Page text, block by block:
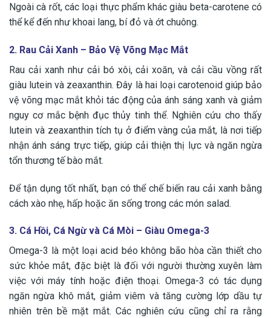
Ngoài cà rốt, các loại thực phẩm khác giàu beta-carotene có
thể kể đến như khoai lang, bí đỏ và ớt chuông.
2. Rau Cải Xanh – Bảo Vệ Võng Mạc Mắt
Rau cải xanh như cải bó xôi, cải xoăn, và cải cầu vồng rất
giàu lutein và zeaxanthin. Đây là hai loại carotenoid giúp bảo
vệ võng mạc mắt khỏi tác động của ánh sáng xanh và giảm
nguy cơ mắc bệnh đục thủy tinh thể. Nghiên cứu cho thấy
lutein và zeaxanthin tích tụ ở điểm vàng của mắt, là nơi tiếp
nhận ánh sáng trực tiếp, giúp cải thiện thị lực và ngăn ngừa
tổn thương tế bào mắt.
Để tận dụng tốt nhất, bạn có thể chế biến rau cải xanh bằng
cách xào nhẹ, hấp hoặc ăn sống trong các món salad.
3. Cá Hồi, Cá Ngừ và Cá Mòi – Giàu Omega-3
Omega-3 là một loại acid béo không bão hòa cần thiết cho
sức khỏe mắt, đặc biệt là đối với người thường xuyên làm
việc với máy tính hoặc điện thoại. Omega-3 có tác dụng
ngăn ngừa khô mắt, giảm viêm và tăng cường lớp dầu tự
nhiên trên bề mặt mắt. Các nghiên cứu cũng chỉ ra rằng